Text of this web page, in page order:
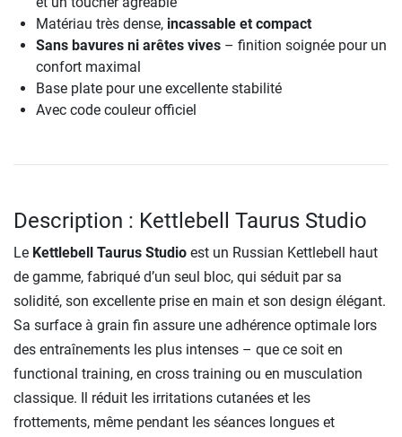
Matériau très dense, incassable et compact
Sans bavures ni arêtes vives – finition soignée pour un
confort maximal
Base plate pour une excellente stabilité
Avec code couleur officiel
Description : Kettlebell Taurus Studio
Le Kettlebell Taurus Studio est un Russian Kettlebell haut
de gamme, fabriqué d’un seul bloc, qui séduit par sa
solidité, son excellente prise en main et son design élégant.
Sa surface à grain fin assure une adhérence optimale lors
des entraînements les plus intenses – que ce soit en
functional training, en cross training ou en musculation
classique. Il réduit les irritations cutanées et les
frottements, même pendant les séances longues et